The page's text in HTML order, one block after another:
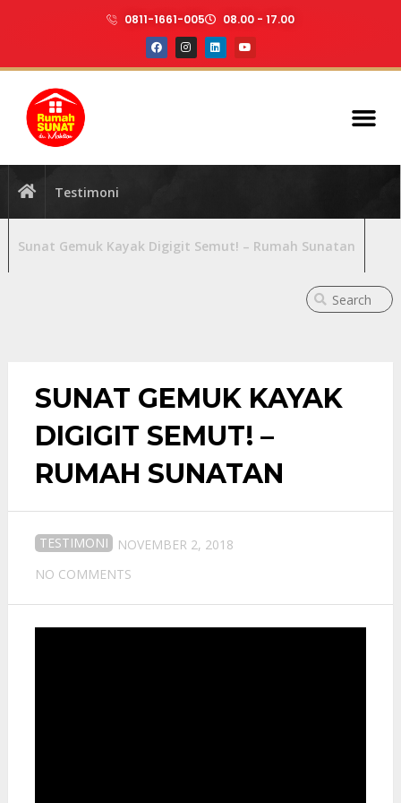
0811-1661-005 08.00 - 17.00
Testimoni
Sunat Gemuk Kayak Digigit Semut! – Rumah Sunatan
SUNAT GEMUK KAYAK
DIGIGIT SEMUT! –
RUMAH SUNATAN
NOVEMBER 2, 2018
TESTIMONI
NO COMMENTS